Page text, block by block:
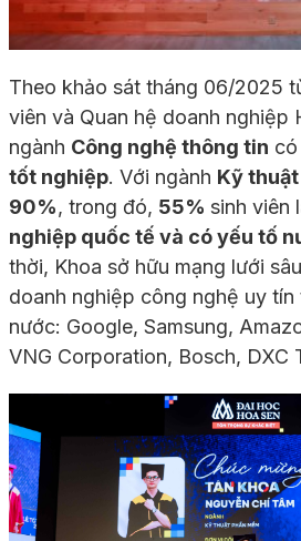
Theo khảo sát tháng 06/2025
viên và Quan hệ doanh nghiệp
ngành Công nghệ thông tin
tốt nghiệp. Với ngành Kỹ
90%, trong đó, 55% sinh viên
nghiệp quốc tế và có yếu tố
thời, Khoa sở hữu mạng lưới
doanh nghiệp công nghệ uy
nước: Google, Samsung,
VNG Corporation, Bosch, DXC